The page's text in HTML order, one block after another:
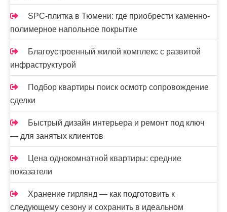
SPC-плитка в Тюмени: где приобрести каменно-
полимерное напольное покрытие
Благоустроенный жилой комплекс с развитой
инфраструктурой
Подбор квартиры поиск осмотр сопровождение
сделки
Быстрый дизайн интерьера и ремонт под ключ
— для занятых клиентов
Цена однокомнатной квартиры: средние
показатели
Хранение гирлянд — как подготовить к
следующему сезону и сохранить в идеальном